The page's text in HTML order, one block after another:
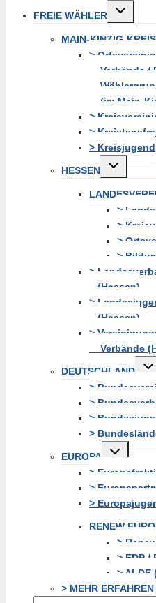
FREIE WÄHLER
Untermenü
MAIN-KINZIG-KREIS
>
Verbände /
(im Main-
>
>
> Kreisjugend
HESSEN
Untermenü
>
>
>
>
>
(Hessen)
>
(Hessen)
>
Verbände
DEUTSCHLAND
>
>
>
>
EUROPA
Untermenü
erweitern
>
>
>
RENEW
>
> EDP /
> ALDE
> MEHR ERFAHREN